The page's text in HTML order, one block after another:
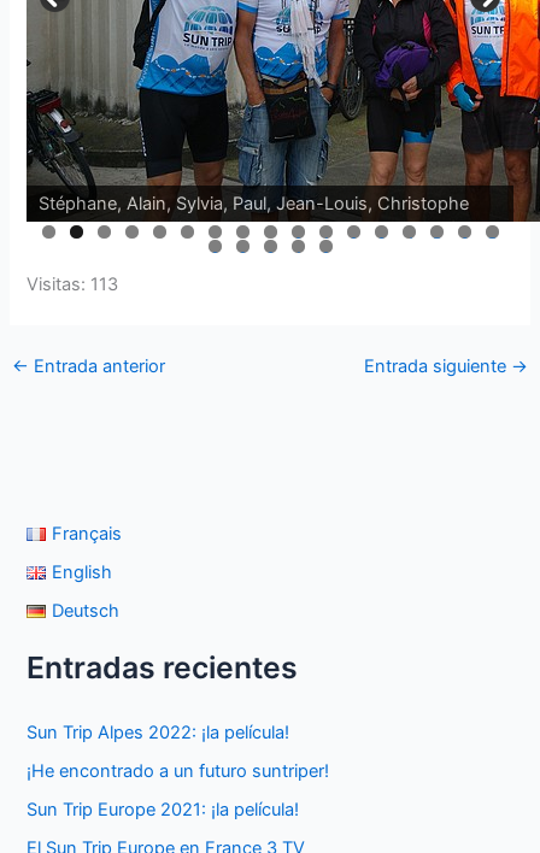
Stéphane, Alain, Sylvia, Paul, Jean-Louis, Christophe
0
1 2 3 4 5 6 7
8 9 0 1
2
Visitas: 113
← Entrada anterior Entrada siguiente →
Français
English
Deutsch
Entradas recientes
Sun Trip Alpes 2022: ¡la película!
¡He encontrado a un futuro suntriper!
Sun Trip Europe 2021: ¡la película!
El Sun Trip Europe en France 3 TV